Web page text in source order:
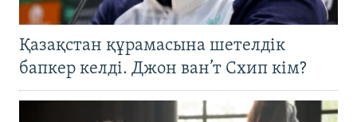
Қазақстан құрамасына шетелдік
бапкер келді. Джон ван’т Схип кім?